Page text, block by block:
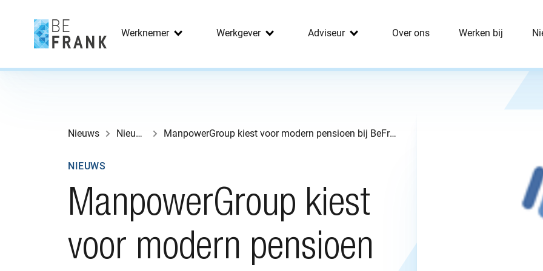
Werknemer Werkgever Adviseur Over ons Werken bij
Nieuws Nieuws ManpowerGroup kiest voor modern pensioen bij BeFrank
ManpowerGroup kiest
voor modern pensioen
NIEUWS